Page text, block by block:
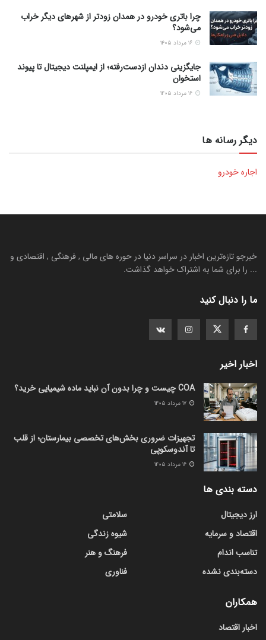
چرا باتری خودرو در همدان زودتر از شهرهای دیگر خراب
می‌شود؟
جایگزینی دندان ازدست‌رفته؛ از ایمپلنت دیجیتال تا پیوند
استخوان
دیگر رسانه ها
اجاره خودرو
خبرجو تازه‌ترین اخبار در سراسر دنیا در حوره های مالی , فرهنگی , اقتصادی و
... را برای شما به اشتراک خواهد گذاشت.
ما را دنبال کنید
اخبار اخیر
COA چیست و چرا بدون آن نباید ماده شیمیایی خرید؟
تجهیزات ضروری بخش‌های تخصصی بیمارستان؛ از قلب
تا آندوسکوپی
دسته بندی ها
ارز دیجیتال
اقتصاد و سرمایه
تناسب اندام
دسته‌بندی نشده
سلامتی
شیوه زندگی
فرهنگ و هنر
فناوری
همکاران
اخبار اقتصاد